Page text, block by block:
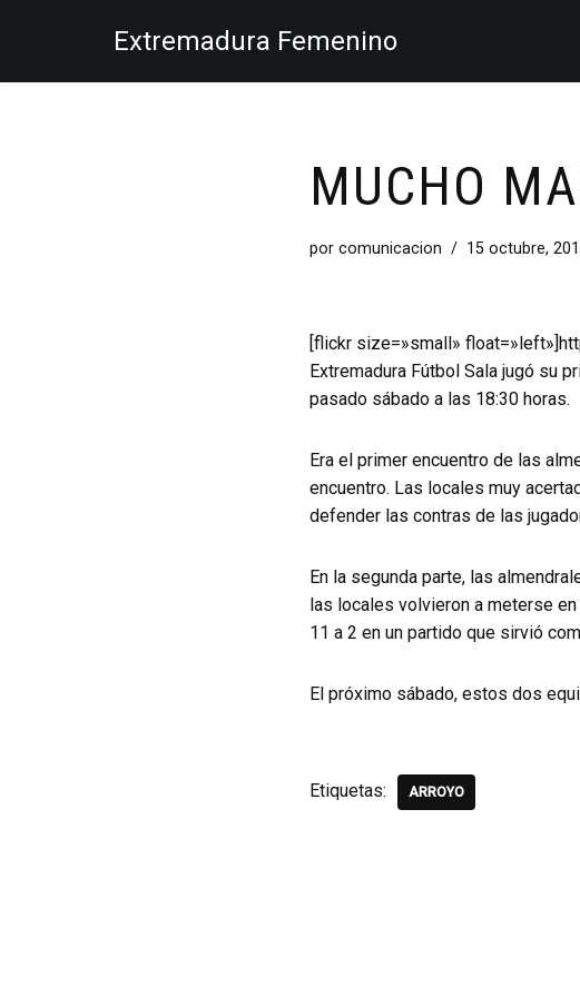
al
Extremadura Femenino
MUCHO
por comunicacion 15 octubre,
[flickr size=»small»
Extremadura Fútbol Sala jugó su
pasado sábado a las 18:30 horas.
Era el primer encuentro de las
encuentro. Las locales muy
defender las contras de las
En la segunda parte, las
las locales volvieron a meterse
11 a 2 en un partido que sirvió
El próximo sábado, estos dos
Etiquetas: ARROYO